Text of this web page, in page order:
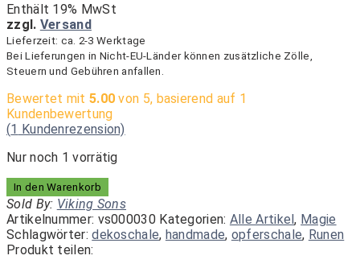
Enthält 19% MwSt
zzgl. Versand
Lieferzeit: ca. 2-3 Werktage
Bei Lieferungen in Nicht-EU-Länder können zusätzliche Zölle,
Steuern und Gebühren anfallen.
Bewertet mit 5.00 von 5, basierend auf 1
Kundenbewertung
(1 Kundenrezension)
Nur noch 1 vorrätig
Opferschale
-
Dekoschale
mit
Runenalphabet
In den Warenkorb
Sold By: Viking Sons
Artikelnummer: vs000030 Kategorien: Alle Artikel, Magie
Schlagwörter: dekoschale, handmade, opferschale, Runen
Produkt teilen: